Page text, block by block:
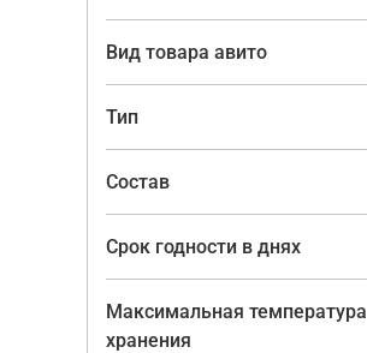
Вид товара авито
Тип
Состав
Срок годности в днях
Максимальная температура
хранения